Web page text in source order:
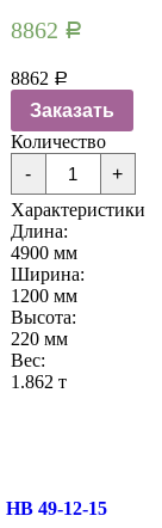
8862 Р
8862 Р
Заказать
Количество
-
Плиты
перекрытия
НВ
49-
12-
19
+
Характеристики
Длина:
4900 мм
Ширина:
1200 мм
Высота:
220 мм
Вес:
1.862 т
НВ 49-12-15